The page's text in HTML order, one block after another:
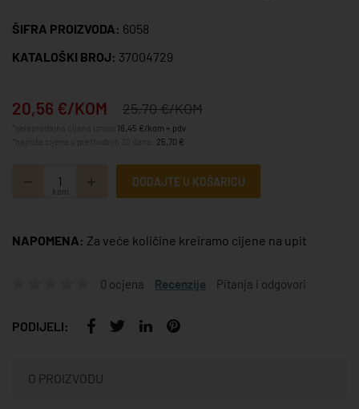
ŠIFRA PROIZVODA: 6058
KATALOŠKI BROJ: 37004729
20,56 €/KOM 25,70 €/KOM
16,45 €/kom + pdv
25,70 €
kom
DODAJTE U KOŠARICU
NAPOMENA: Za veće količine kreiramo cijene na upit
0 ocjena Recenzije Pitanja i odgovori
PODIJELI:
O PROIZVODU